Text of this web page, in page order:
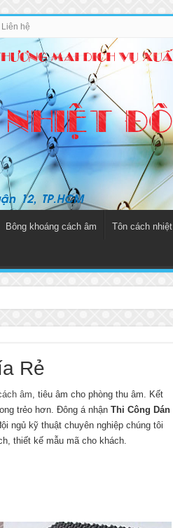
Liên hệ
Bông khoáng cách âm Tôn cách nhiệt
Rẻ
âm , tiêu âm cho phòng thu âm. Kết
trẻo hơn. Đông á nhận Thi Công Dán
kỹ thuật chuyên nghiệp chúng tôi
thiết kế mẫu mã cho khách.